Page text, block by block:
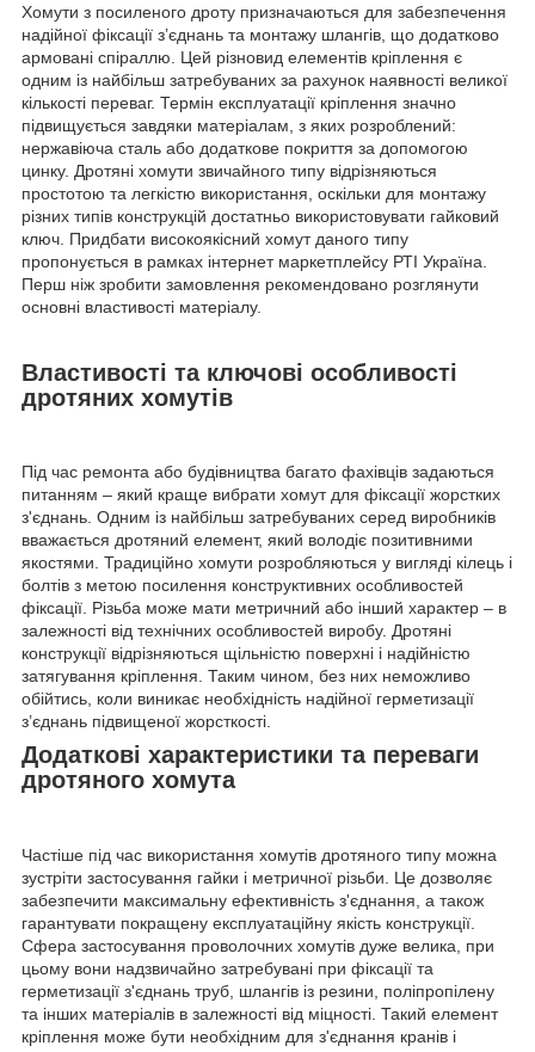
Хомути з посиленого дроту призначаються для забезпечення
надійної фіксації з’єднань та монтажу шлангів, що додатково
армовані спіраллю. Цей різновид елементів кріплення є
одним із найбільш затребуваних за рахунок наявності великої
кількості переваг. Термін експлуатації кріплення значно
підвищується завдяки матеріалам, з яких розроблений:
нержавіюча сталь або додаткове покриття за допомогою
цинку. Дротяні хомути звичайного типу відрізняються
простотою та легкістю використання, оскільки для монтажу
різних типів конструкцій достатньо використовувати гайковий
ключ. Придбати високоякісний хомут даного типу
пропонується в рамках інтернет маркетплейсу РТІ Україна.
Перш ніж зробити замовлення рекомендовано розглянути
основні властивості матеріалу.
Властивості та ключові особливості
дротяних хомутів
Під час ремонта або будівництва багато фахівців задаються
питанням – який краще вибрати хомут для фіксації жорстких
з'єднань. Одним із найбільш затребуваних серед виробників
вважається дротяний елемент, який володіє позитивними
якостями. Традиційно хомути розробляються у вигляді кілець і
болтів з метою посилення конструктивних особливостей
фіксації. Різьба може мати метричний або інший характер – в
залежності від технічних особливостей виробу. Дротяні
конструкції відрізняються щільністю поверхні і надійністю
затягування кріплення. Таким чином, без них неможливо
обійтись, коли виникає необхідність надійної герметизації
з’єднань підвищеної жорсткості.
Додаткові характеристики та переваги
дротяного хомута
Частіше під час використання хомутів дротяного типу можна
зустріти застосування гайки і метричної різьби. Це дозволяє
забезпечити максимальну ефективність з'єднання, а також
гарантувати покращену експлуатаційну якість конструкції.
Сфера застосування проволочних хомутів дуже велика, при
цьому вони надзвичайно затребувані при фіксації та
герметизації з'єднань труб, шлангів із резини, поліпропілену
та інших матеріалів в залежності від міцності. Такий елемент
кріплення може бути необхідним для з'єднання кранів і